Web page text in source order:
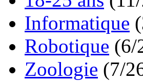
Informatique
Robotique (6/
Zoologie (7/